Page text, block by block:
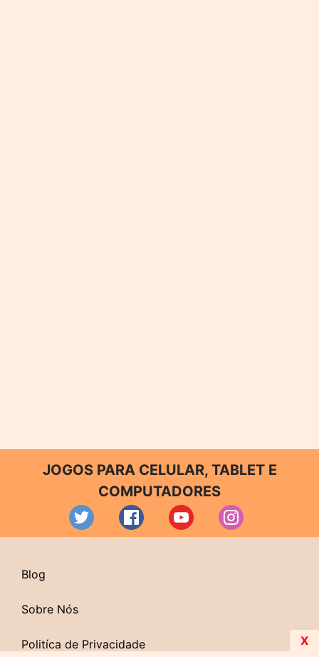
JOGOS PARA CELULAR, TABLET E
COMPUTADORES
Blog
Sobre Nós
Politíca de Privacidade X